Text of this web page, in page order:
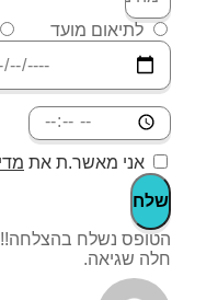
לתיאום מועד
אני מאשר.ת את
שלח
הטופס נשלח בהצלחה!!
חלה שגיאה.